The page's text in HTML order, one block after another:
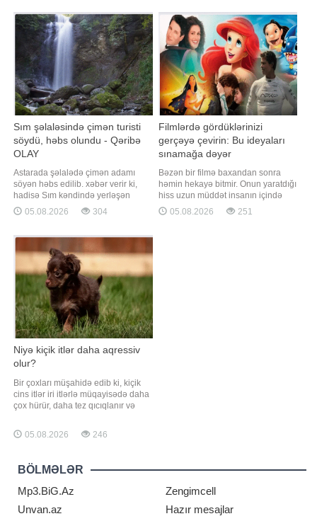
mühafizə orqanlarını
Məmmədov jurnalistlərə
açıqlamasınd
Sım şəlaləsində çimən turisti
söydü, həbs olundu - Qəribə
OLAY
Astarada şəlalədə çimən adamı
söyən həbs edilib. xəbər verir ki,
hadisə Sım kəndində yerləşən
məşhur Sım şəlaləsində qeydə
alınıb. 40 yaşlı kənd sakini Həmid
olarkən bir nəfərin suda çimdiyini
görüb. Həmid həmin şəxsə ətrafda
evlər olmasını və sudan çıxmasını
bildirib. Qarş
05.08.2026 304
Filmlərdə gördüklərinizi
gerçəyə çevirin: Bu ideyaları
sınamağa dəyər
Bəzən bir filmə baxandan sonra
həmin hekayə bitmir. Onun yaratdığı
hiss uzun müddət insanın içində
qalır və "mən də bunu yaşamaq
istəyirəm" fikri yaranır. Romantik
05.08.2026 251
Niyə kiçik itlər daha aqressiv
olur?
Bir çoxları müşahidə edib ki, kiçik
cins itlər iri itlərlə müqayisədə daha
çox hürür, daha tez qıcıqlanır və
qarşı aqressiv davranış nümayiş
etdirirlər. Baytarlar bildirirlər ki,
səbəb dayanır. xarici mediaya
istinadən xəbər verir ki,
araşdırmalar
05.08.2026 246
BÖLMƏLƏR
Mp3.BiG.Az
Zengimcell
Unvan.az
Hazır mesajlar